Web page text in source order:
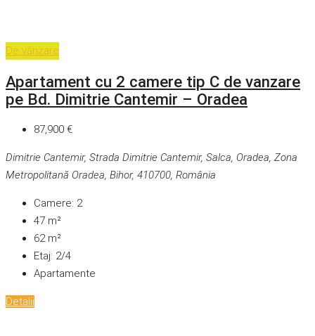
De vânzare
Apartament cu 2 camere tip C de vanzare
pe Bd. Dimitrie Cantemir – Oradea
87,900 €
Dimitrie Cantemir, Strada Dimitrie Cantemir, Salca, Oradea, Zona
Metropolitană Oradea, Bihor, 410700, România
Camere: 2
47 m²
62m²
Etaj: 2/4
Apartamente
Detalii